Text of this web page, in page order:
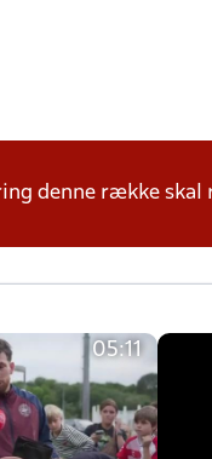
denne række skal
05:11